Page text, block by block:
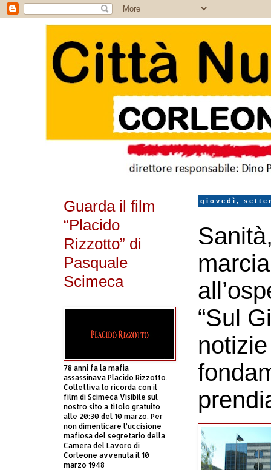
giovedì,
“Sul
Guarda il film
“Placido
Rizzotto” di
Pasquale
Scimeca
78 anni fa la mafia
assassinava Placido Rizzotto.
Collettiva lo ricorda con il
film di Scimeca Visibile sul
nostro sito a titolo gratuito
alle 20:30 del 10 marzo. Per
non dimenticare l’uccisione
mafiosa del segretario della
Camera del Lavoro di
Corleone avvenuta il 10
marzo 1948